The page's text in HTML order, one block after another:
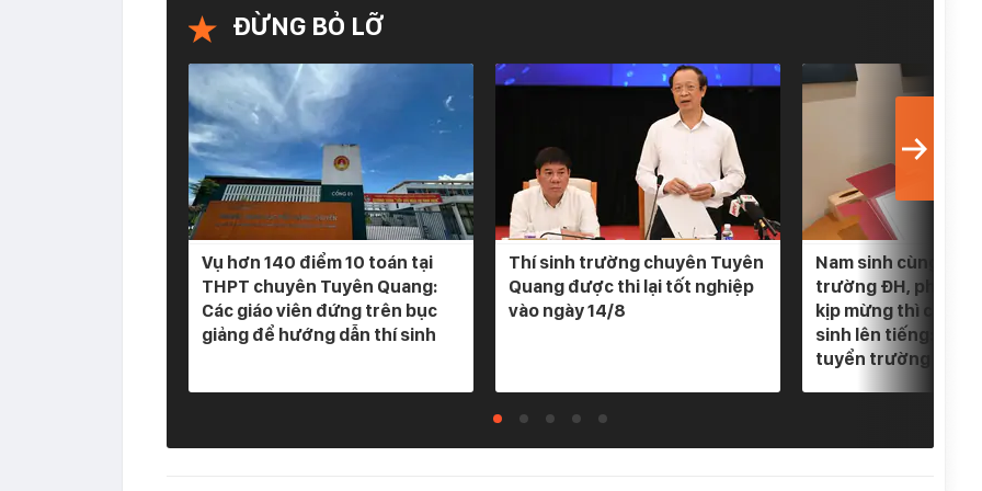
ĐỪNG BỎ LỠ
Vụ hơn 140 điểm 10 toán tại
THPT chuyên Tuyên Quang:
Các giáo viên đứng trên bục
giảng để hướng dẫn thí sinh
Thí sinh trường chuyên Tuyên
Quang được thi lại tốt nghiệp
vào ngày 14/8
Nam sinh cùng lúc
trường ĐH, phụ
kịp mừng thì cơ
sinh lên tiếng: "Em
tuyển trường nào"